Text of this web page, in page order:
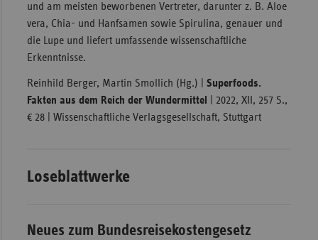
und am meisten beworbenen Vertreter, darunter z. B. Aloe
vera, Chia- und Hanfsamen sowie Spirulina, genauer und
die Lupe und liefert umfassende wissenschaftliche
Erkenntnisse.
Reinhild Berger, Martin Smollich (Hg.) |
Superfoods.
Fakten aus dem Reich der Wundermittel
| 2022, XII, 257 S.,
€ 28 | Wissenschaftliche Verlagsgesellschaft, Stuttgart
Loseblattwerke
Neues zum Bundesreisekostengesetz